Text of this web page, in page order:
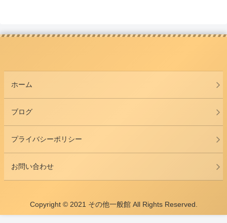
ホーム
ブログ
プライバシーポリシー
お問い合わせ
Copyright © 2021 その他一般館 All Rights Reserved.